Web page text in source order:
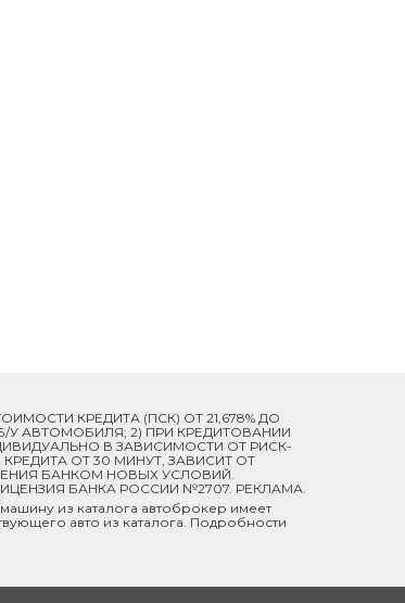
КРЕДИТА (ПСК) ОТ 21,678% ДО
Б/У АВТОМОБИЛЯ; 2) ПРИ КРЕДИТОВАНИИ
В ЗАВИСИМОСТИ ОТ РИСК-
ОТ 30 МИНУТ, ЗАВИСИТ ОТ
БАНКОМ НОВЫХ УСЛОВИЙ.
БАНКА РОССИИ №2707. РЕКЛАМА.
из каталога автоброкер имеет
авто из каталога. Подробности